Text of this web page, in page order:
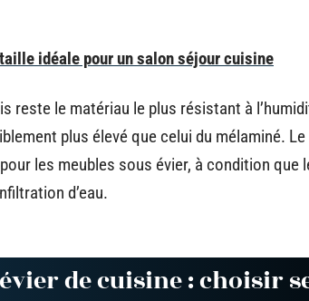
idéale pour un salon séjour cuisine
reste le matériau le plus résistant à
plus élevé que celui du mélaminé.
les meubles sous évier, à condition
d’eau.
de cuisine : choisir